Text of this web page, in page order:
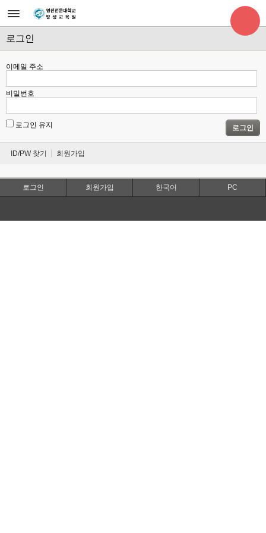
로그인
이메일 주소
비밀번호
로그인 유지 로그인
ID/PW 찾기 회원가입
로그인 회원가입 한국어 PC